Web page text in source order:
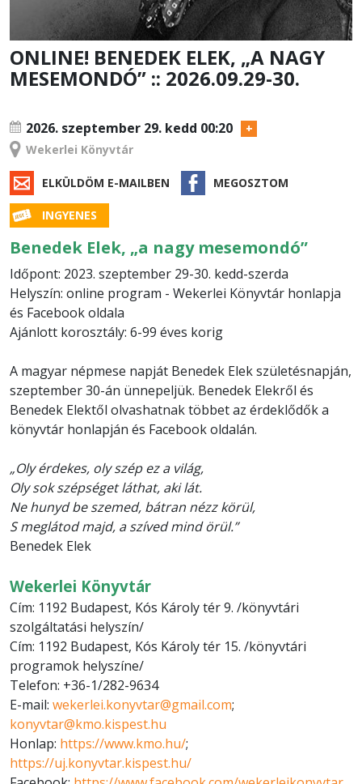
ONLINE! BENEDEK ELEK, „A NAGY
MESEMONDÓ” :: 2026.09.29-30.
2026. szeptember 29. kedd 00:20
Wekerlei Könyvtár
ELKÜLDÖM E-MAILBEN MEGOSZTOM
INGYENES
Benedek Elek, „a nagy mesemondó”
Időpont: 2023. szeptember 29-30. kedd-szerda
Helyszín: online program - Wekerlei Könyvtár honlapja
és Facebook oldala
Ajánlott korosztály: 6-99 éves korig
A magyar népmese napját Benedek Elek születésnapján,
szeptember 30-án ünnepeljük. Benedek Elekről és
Benedek Elektől olvashatnak többet az érdeklődők a
könyvtár honlapján és Facebook oldalán.
„Oly érdekes, oly szép ez a világ,
Oly sok szépséget láthat, aki lát.
Ne hunyd be szemed, bátran nézz körül,
S meglátod majd, a szíved mind örül.”
Benedek Elek
Wekerlei Könyvtár
Cím: 1192 Budapest, Kós Károly tér 9. /könyvtári
szolgáltatási helyszín/
Cím: 1192 Budapest, Kós Károly tér 15. /könyvtári
programok helyszíne/
Telefon: +36-1/282-9634
E-mail: wekerlei.konyvtar@gmail.com;
konyvtar@kmo.kispest.hu
Honlap: https://www.kmo.hu/;
https://uj.konyvtar.kispest.hu/